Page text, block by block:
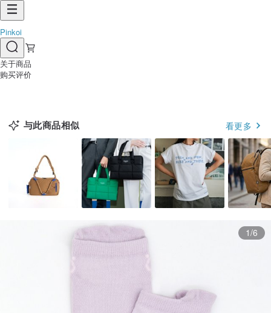
Pinkoi
关于商品
购买评价
与此商品相似 看更多
1/6